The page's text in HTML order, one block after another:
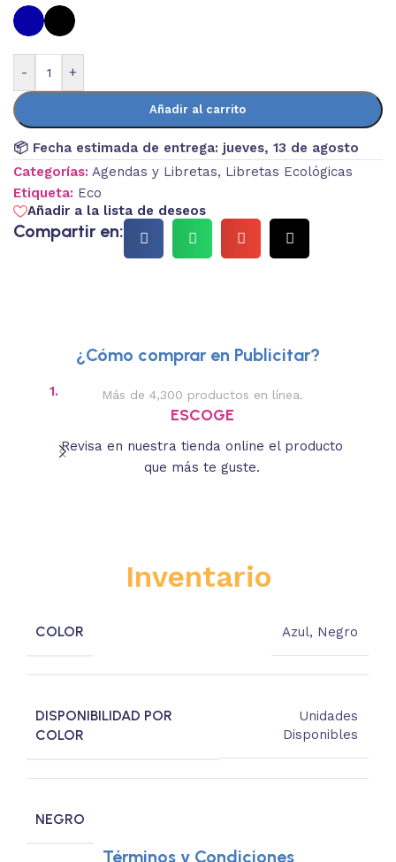
- +
Añadir al carrito
📦 Fecha estimada de entrega: jueves, 13 de agosto
Categorías: Agendas y Libretas, Libretas Ecológicas
Etiqueta: Eco
Añadir a la lista de deseos
Compartir en:
¿Cómo comprar en Publicitar?
1. Más de 4,300 productos en línea.
ESCOGE
Revisa en nuestra tienda online el producto
que más te guste.
Inventario
COLOR Azul, Negro
DISPONIBILIDAD POR
COLOR
Unidades
Disponibles
NEGRO
Términos y Condiciones